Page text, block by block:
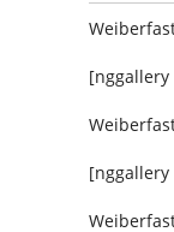
[nggallery
[nggallery